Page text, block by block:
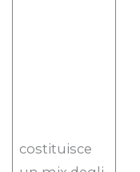
costituisce